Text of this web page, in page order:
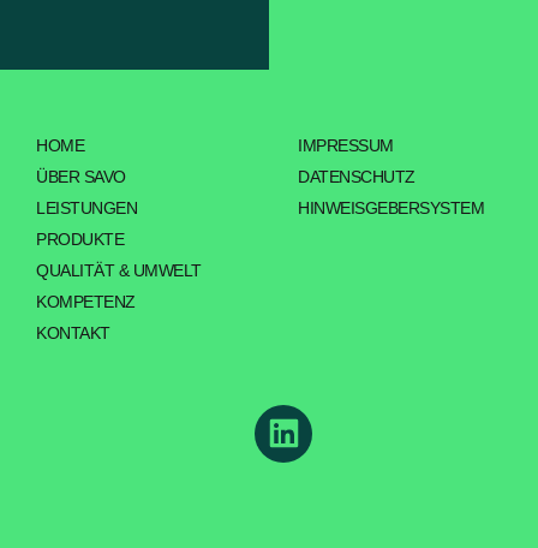
HOME
ÜBER SAVO
LEISTUNGEN
PRODUKTE
QUALITÄT & UMWELT
KOMPETENZ
KONTAKT
IMPRESSUM
DATENSCHUTZ
HINWEISGEBERSYSTEM